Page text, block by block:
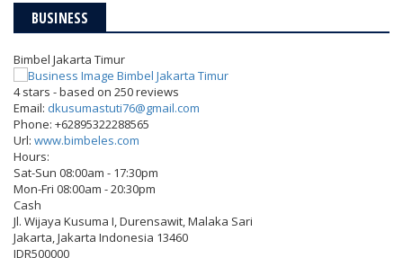
BUSINESS
Bimbel Jakarta Timur
4stars - based on 250reviews
Email: dkusumastuti76@gmail.com
Phone: +62895322288565
Url: www.bimbeles.com
Hours:
Sat-Sun 08:00am - 17:30pm
Mon-Fri 08:00am - 20:30pm
Cash
Jl. Wijaya Kusuma I, Durensawit, Malaka Sari
Jakarta,Jakarta Indonesia 13460
IDR500000